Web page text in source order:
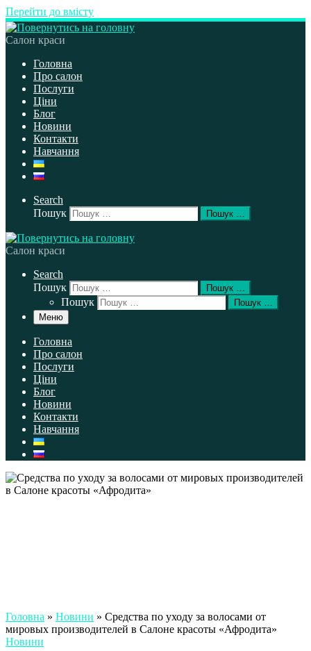
Перейти до вмісту
Салон краси
Головна
Про салон
Послуги
Ціни
Блог
Новини
Контакти
Навчання
Search
Пошук
Пошук …
Салон краси
Search
Пошук
Пошук …
Пошук
Пошук …
Меню
Головна
Про салон
Послуги
Ціни
Блог
Новини
Контакти
Навчання
Головна » Новини » Средства по уходу за волосами от
мировых производителей в Салоне красоты «Афродита»
Новини